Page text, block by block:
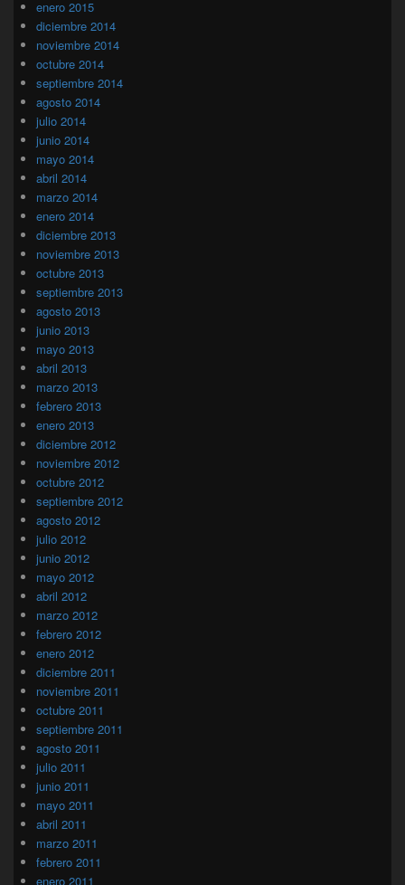
enero 2015
diciembre 2014
noviembre 2014
octubre 2014
septiembre 2014
agosto 2014
julio 2014
junio 2014
mayo 2014
abril 2014
marzo 2014
enero 2014
diciembre 2013
noviembre 2013
octubre 2013
septiembre 2013
agosto 2013
junio 2013
mayo 2013
abril 2013
marzo 2013
febrero 2013
enero 2013
diciembre 2012
noviembre 2012
octubre 2012
septiembre 2012
agosto 2012
julio 2012
junio 2012
mayo 2012
abril 2012
marzo 2012
febrero 2012
enero 2012
diciembre 2011
noviembre 2011
octubre 2011
septiembre 2011
agosto 2011
julio 2011
junio 2011
mayo 2011
abril 2011
marzo 2011
febrero 2011
enero 2011